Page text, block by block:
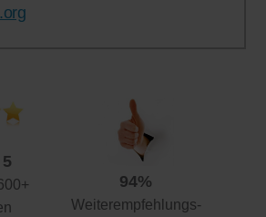
94%
Weiterempfehlungs-